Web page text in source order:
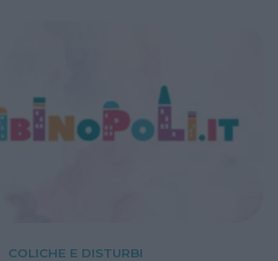
COLICHE E DISTURBI